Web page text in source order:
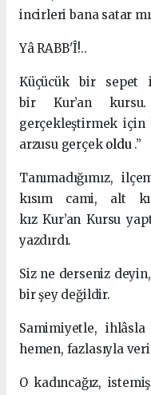
incirleri bana satar
Yâ RABB'Î!..
Küçücük bir
bir Kur’an
gerçekleştirmek için
arzusu gerçek oldu.”
Tanımadığımız,
kısım cami, alt
kız Kur’an Kursu
yazdırdı.
Siz ne derseniz
bir şey değildir.
Samimiyetle, ihlâsla
hemen, fazlasıyla
O kadıncağız,